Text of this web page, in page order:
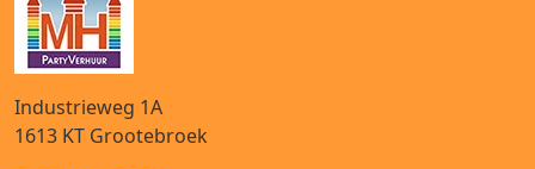
Industrieweg 1A
1613 KT Grootebroek